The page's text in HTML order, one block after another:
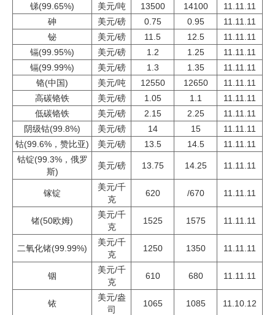
地矿 建设
党建工作
企业文化
《资源再生》杂志
行情报价
数字报
锑(99.65%)
美元/吨 13500 14100
11.11.11
砷
美元/磅 0.75 0.95
11.11.11
铋
美元/磅 11.5 12.5
11.11.11
镉(99.95%)
美元/磅 1.2 1.25
11.11.11
镉(99.99%)
美元/磅 1.3 1.35
11.11.11
铬(中国)
美元/吨 12550 12650
11.11.11
高碳铬铁
美元/磅 1.05 1.1
11.11.11
低碳铬铁
美元/磅 2.15 2.25
11.11.11
阴级钴(99.8%)
美元/磅 14 15
11.11.11
钴(99.6%，赞比亚)
美元/磅 13.5 14.5
11.11.11
钴锭(99.3%，俄罗
斯)
美元/磅 13.75 14.25 11.11.11
镓锭
美元/千
克
620 /670 11.11.11
锗(50欧姆)
美元/千
克
1525 1575 11.11.11
二氧化锗(99.99%)
美元/千
克
1250 1350 11.11.11
铟
美元/千
克
610 680 11.11.11
铱
美元/盎
司
1065 1085 11.10.12